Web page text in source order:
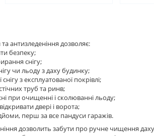
антизледеніння дозволяє:
безпеку;
снігу;
чи льоду з даху будинку;
з експлуатованої покрівлі;
труб та ринв;
при очищенні і сколюванні льоду;
двері і ворота;
перш за все пандуси гаражів.
дозволить забути про ручне чищення